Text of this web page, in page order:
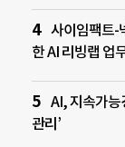
사이임팩트-
한 AI 리빙랩 업
AI, 지속가능
관리’